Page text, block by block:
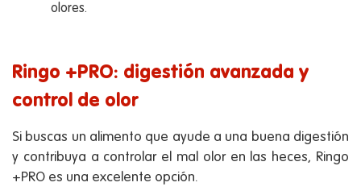
olores.
Ringo +PRO: digestión avanzada y
control de olor
Si buscas un alimento que ayude a una buena digestión
y contribuya a controlar el mal olor en las heces, Ringo
+PRO es una excelente opción.